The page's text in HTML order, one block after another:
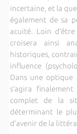
incertaine, et la
également de sa
acuité. Loin
croisera ainsi
historiques,
influence
Dans une
s’agira
complet de la
déterminant le
d’avenir de la